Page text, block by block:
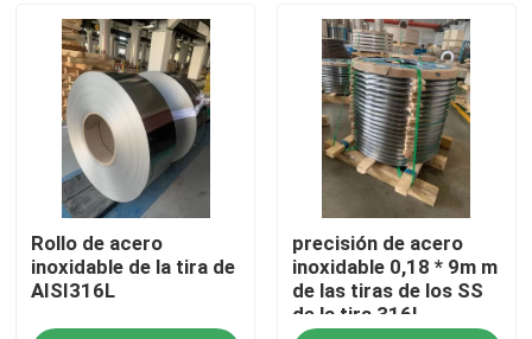
Viaje de la fábrica
Control de calidad
Éntrenos en contacto con
Pida una cita
Rollo de acero
inoxidable de la tira de
AISI316L
precisión de acero
inoxidable 0,18 * 9m m
de las tiras de los SS
de la tira 316L